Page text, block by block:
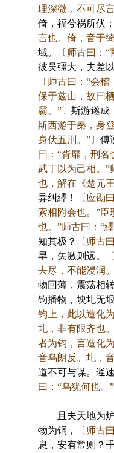
理深微，不可尽
倚，福兮祸所伏；
言也。倚，音于
域。
〔师古曰：
彼吴彊大，夫差
〔师古曰：“会
保于兹山，故曰
霸。”〕 斯游遂成
斯西游于秦，身
身伏五刑。”〕 傅
曰：“胥靡，刑名
武丁以为己相。”
也，解在《楚元王
异纠纆！
〔应劭
索相附会也。”臣
也。”师古曰：“纆
知其极？
〔师古
旱，矢激则远。
去尽，不能浸润
物回薄，震荡相
钧播物，坱圠无垠
钧上，此以造化
圠，非有限齐也
者为钧，言造化
音乌朗反。圠，
道不可与谋。遟
曰：“乌犹何也。”
且夫天地为炉
物为铜，
〔师古
息，安有常则？